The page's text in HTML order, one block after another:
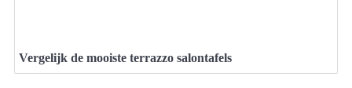
Vergelijk de mooiste terrazzo salontafels